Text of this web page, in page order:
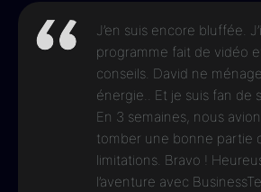
J’en suis encore bluffée.
programme fait de vidéo
conseils. David ne
énergie.. Et je suis fan de
En 3 semaines, nous
tomber une bonne partie
limitations. Bravo !
l’aventure avec